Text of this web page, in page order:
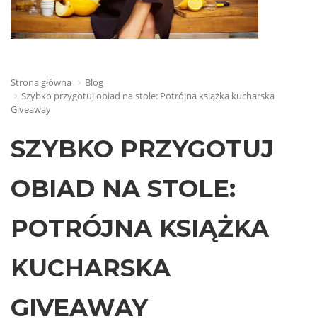
Strona główna
Blog
Szybko przygotuj obiad na stole: Potrójna książka kucharska
Giveaway
SZYBKO PRZYGOTUJ
OBIAD NA STOLE:
POTRÓJNA KSIĄŻKA
KUCHARSKA
GIVEAWAY